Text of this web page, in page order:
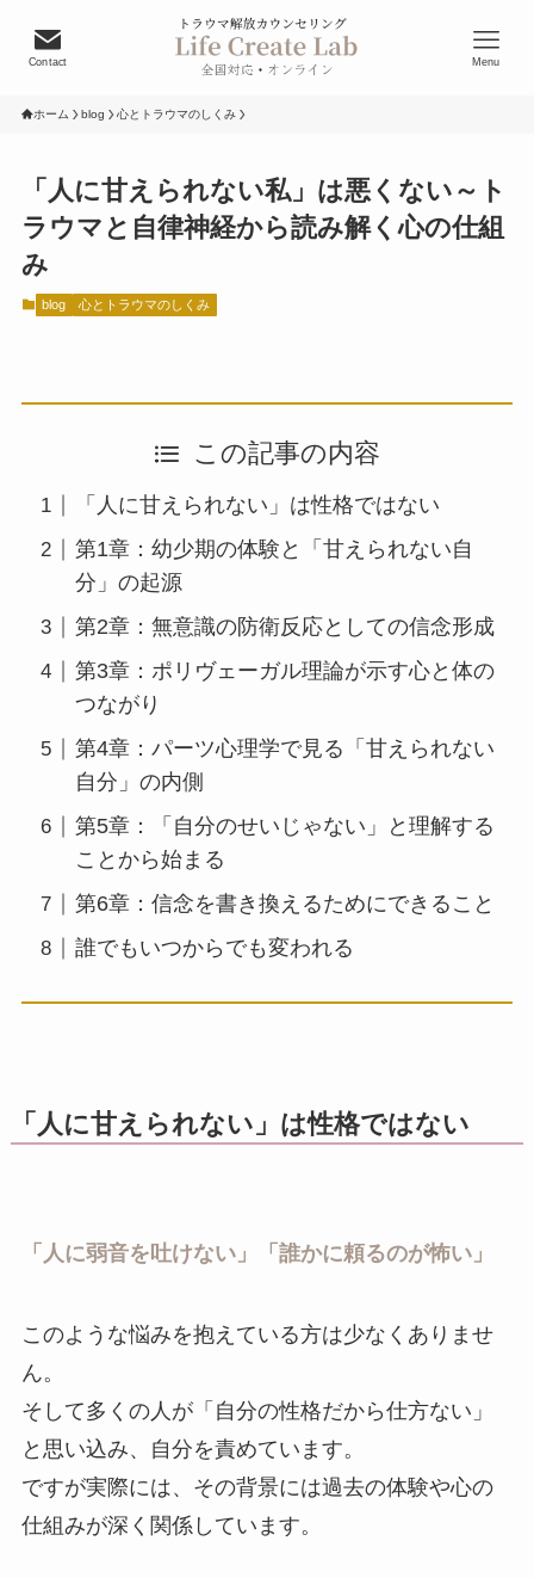
Contact Menu
ホーム blog 心とトラウマのしくみ
「人に甘えられない私」は悪くない～ト
ラウマと自律神経から読み解く心の仕組
み
blog 心とトラウマのしくみ
この記事の内容
「人に甘えられない」は性格ではない
第1章：幼少期の体験と「甘えられない自
分」の起源
第2章：無意識の防衛反応としての信念形成
第3章：ポリヴェーガル理論が示す心と体の
つながり
第4章：パーツ心理学で見る「甘えられない
自分」の内側
第5章：「自分のせいじゃない」と理解する
ことから始まる
第6章：信念を書き換えるためにできること
誰でもいつからでも変われる
「人に甘えられない」は性格ではない
「人に弱音を吐けない」「誰かに頼るのが怖い」
このような悩みを抱えている方は少なくありませ
ん。
そして多くの人が「自分の性格だから仕方ない」
と思い込み、自分を責めています。
ですが実際には、その背景には過去の体験や心の
仕組みが深く関係しています。